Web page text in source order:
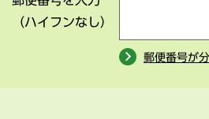
（ハイフンなし）
郵便番号が